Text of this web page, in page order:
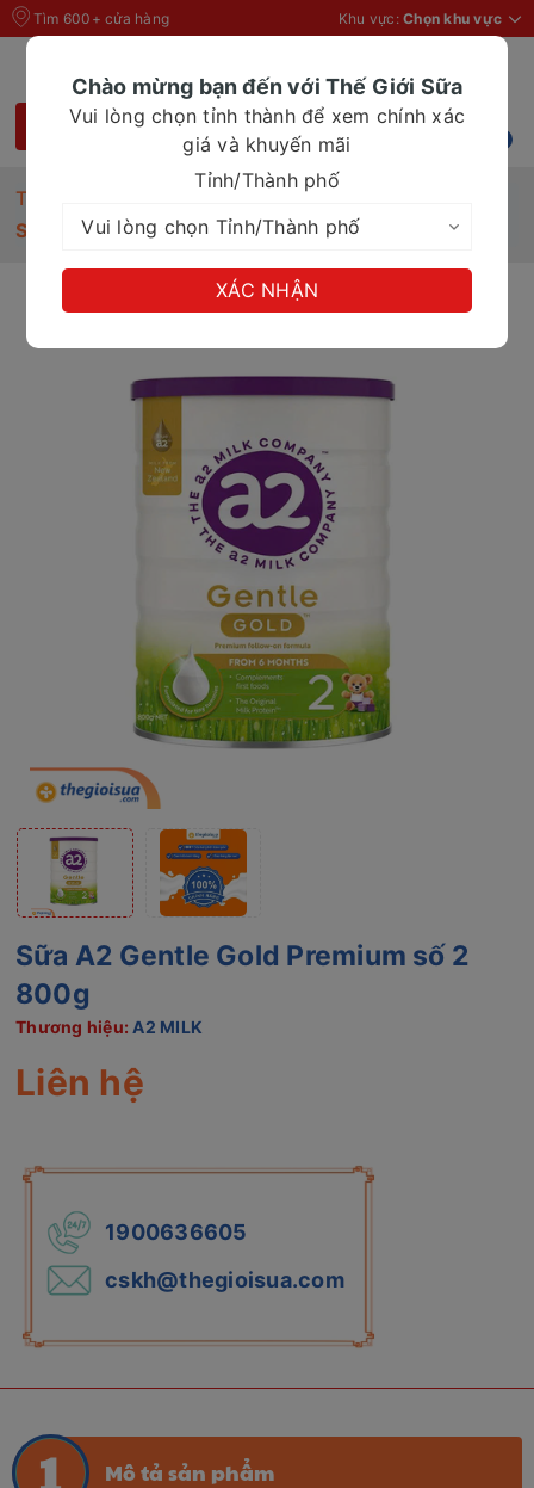
Tìm 600+ cửa hàng Khu vực: Chọn khu vực
Trang chủ
Sữa A2 Gentle Gold Premium số 2 800g
Sữa A2 Gentle Gold Premium số 2
800g
Thương hiệu: A2 MILK
Liên hệ
1900636605
cskh@thegioisua.com
Mô tả sản phẩm
Chào mừng bạn đến với Thế Giới Sữa
Vui lòng chọn tỉnh thành để xem chính xác
giá và khuyến mãi
Tỉnh/Thành phố
XÁC NHẬN